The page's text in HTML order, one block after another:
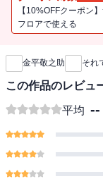
冊。【10%OFFクーポン
フロアで使える
新刊通知
金平敬之助 それ
この作品のレビュ
平均 --